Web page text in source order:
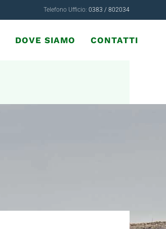
Telefono Ufficio: 0383 / 802034
DOVE SIAMO CONTATTI